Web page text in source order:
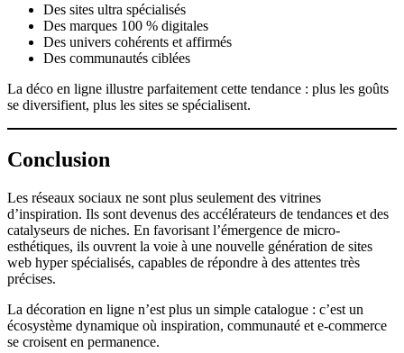
Des sites ultra spécialisés
Des marques 100 % digitales
Des univers cohérents et affirmés
Des communautés ciblées
La déco en ligne illustre parfaitement cette tendance : plus les goûts
se diversifient, plus les sites se spécialisent.
Conclusion
Les réseaux sociaux ne sont plus seulement des vitrines
d’inspiration. Ils sont devenus des accélérateurs de tendances et des
catalyseurs de niches. En favorisant l’émergence de micro-
esthétiques, ils ouvrent la voie à une nouvelle génération de sites
web hyper spécialisés, capables de répondre à des attentes très
précises.
La décoration en ligne n’est plus un simple catalogue : c’est un
écosystème dynamique où inspiration, communauté et e-commerce
se croisent en permanence.